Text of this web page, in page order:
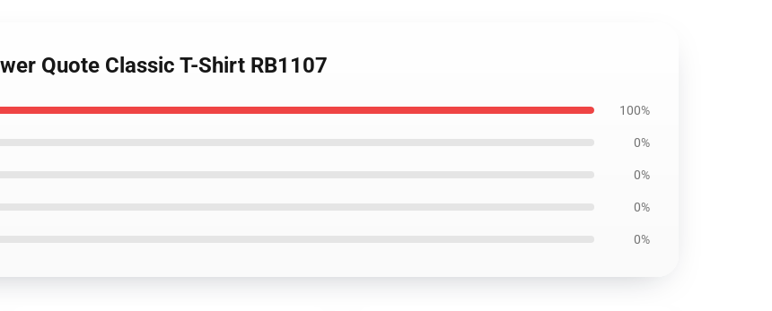
Quote Classic T-Shirt RB1107
100%
0%
0%
0%
0%